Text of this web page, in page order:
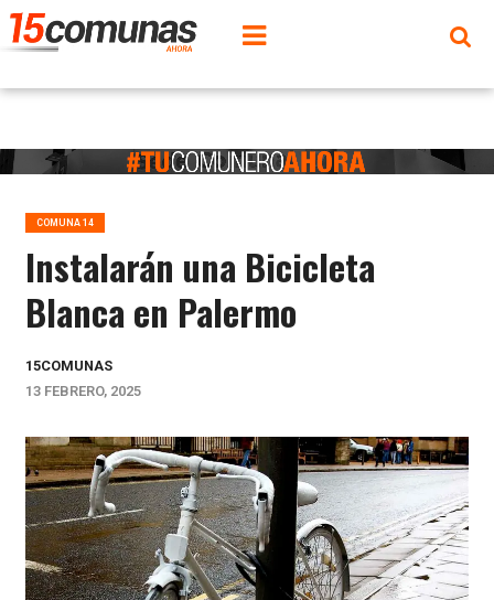
COMUNA 14
Instalarán una Bicicleta
Blanca en Palermo
15COMUNAS
13 FEBRERO, 2025